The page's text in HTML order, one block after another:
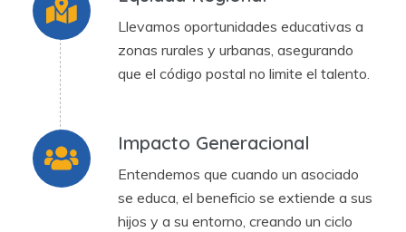
Llevamos oportunidades educativas a
zonas rurales y urbanas, asegurando
que el código postal no limite el talento.
Impacto Generacional
Entendemos que cuando un asociado
se educa, el beneficio se extiende a sus
hijos y a su entorno, creando un ciclo